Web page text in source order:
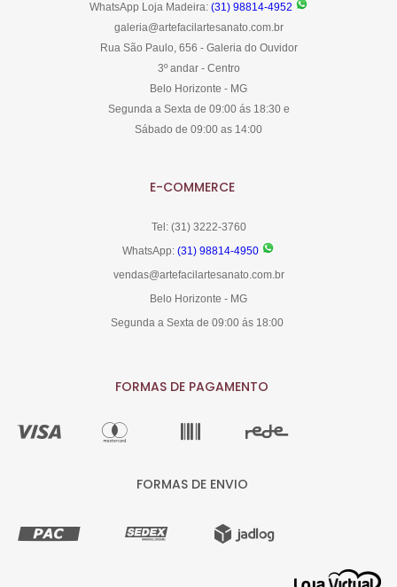
WhatsApp Loja Madeira: (31) 98814-4952
galeria@artefacilartesanato.com.br
Rua São Paulo, 656 - Galeria do Ouvidor
3º andar - Centro
Belo Horizonte - MG
Segunda a Sexta de 09:00 ás 18:30 e
Sábado de 09:00 as 14:00
E-COMMERCE
Tel: (31) 3222-3760
WhatsApp: (31) 98814-4950
vendas@artefacilartesanato.com.br
Belo Horizonte - MG
Segunda a Sexta de 09:00 ás 18:00
FORMAS DE PAGAMENTO
FORMAS DE ENVIO